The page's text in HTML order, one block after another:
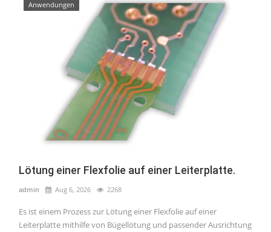
Anwendungen
Lötung einer Flexfolie auf einer Leiterplatte.
admin Aug 6, 2026 2268
Es ist einem Prozess zur Lötung einer Flexfolie auf einer
Leiterplatte mithilfe von Bügellötung und passender Ausrichtung